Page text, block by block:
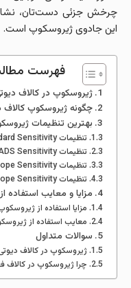
چرخش جزئی دست‌تان،
این جادوی ژیروسکوپ است.
فهرست
ژیروسکوپ در کالاف
چگونه ژیروسکوپ کالاف
بهترین تنظیمات
تنظیمات Standard Sensitivity:
تنظیمات ADS Sensitivity:
تنظیمات Sniper Scope Sensitivity:
تنظیمات Tactical Scope Sensitivity:
مزایا و معایب استفاده
مزایا استفاده از
معایب استفاده از
سوالات متداول
ژیروسکوپ در کالاف
چرا ژیروسکوپ در کالاف